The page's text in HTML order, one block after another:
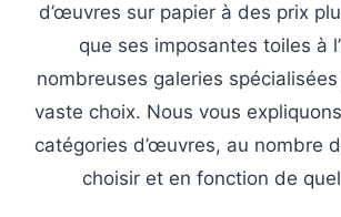
d’œuvres sur papier à des prix
que ses imposantes toiles à
nombreuses galeries
vaste choix. Nous vous
catégories d’œuvres, au nombre
choisir et en fonction de